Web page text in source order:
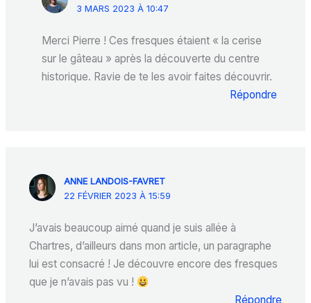
3 MARS 2023 À 10:47
Merci Pierre ! Ces fresques étaient « la cerise
sur le gâteau » après la découverte du centre
historique. Ravie de te les avoir faites découvrir.
Répondre
ANNE LANDOIS-FAVRET
22 FÉVRIER 2023 À 15:59
J’avais beaucoup aimé quand je suis allée à
Chartres, d’ailleurs dans mon article, un paragraphe
lui est consacré ! Je découvre encore des fresques
que je n’avais pas vu !
Répondre